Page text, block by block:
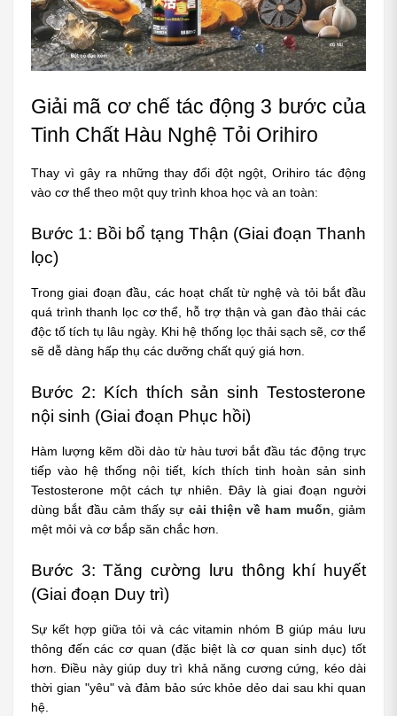
Giải mã cơ chế tác động 3 bước của
Tinh Chất Hàu Nghệ Tỏi Orihiro
Thay vì gây ra những thay đổi đột ngột, Orihiro tác động
vào cơ thể theo một quy trình khoa học và an toàn:
Bước 1: Bồi bổ tạng Thận (Giai đoạn Thanh
lọc)
Trong giai đoạn đầu, các hoạt chất từ nghệ và tỏi bắt đầu
quá trình thanh lọc cơ thể, hỗ trợ thận và gan đào thải các
độc tố tích tụ lâu ngày. Khi hệ thống lọc thải sạch sẽ, cơ thể
sẽ dễ dàng hấp thụ các dưỡng chất quý giá hơn.
Bước 2: Kích thích sản sinh Testosterone
nội sinh (Giai đoạn Phục hồi)
Hàm lượng kẽm dồi dào từ hàu tươi bắt đầu tác động trực
tiếp vào hệ thống nội tiết, kích thích tinh hoàn sản sinh
Testosterone một cách tự nhiên. Đây là giai đoạn người
dùng bắt đầu cảm thấy sự cải thiện về ham muốn, giảm
mệt mỏi và cơ bắp săn chắc hơn.
Bước 3: Tăng cường lưu thông khí huyết
(Giai đoạn Duy trì)
Sự kết hợp giữa tỏi và các vitamin nhóm B giúp máu lưu
thông đến các cơ quan (đặc biệt là cơ quan sinh dục) tốt
hơn. Điều này giúp duy trì khả năng cương cứng, kéo dài
thời gian "yêu" và đảm bảo sức khỏe dẻo dai sau khi quan
hệ.